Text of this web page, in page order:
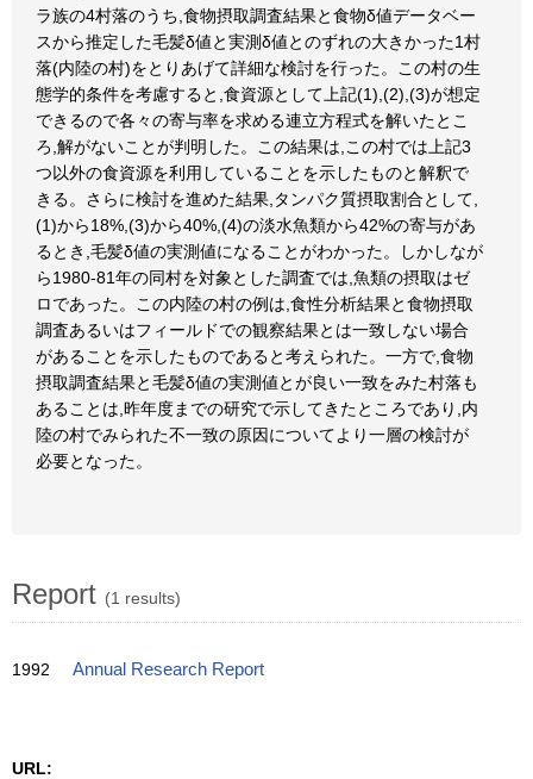
ラ族の4村落のうち,食物摂取調査結果と食物δ値データベー
スから推定した毛髪δ値と実測δ値とのずれの大きかった1村
落(内陸の村)をとりあげて詳細な検討を行った。この村の生
態学的条件を考慮すると,食資源として上記(1),(2),(3)が想定
できるので各々の寄与率を求める連立方程式を解いたとこ
ろ,解がないことが判明した。この結果は,この村では上記3
つ以外の食資源を利用していることを示したものと解釈で
きる。さらに検討を進めた結果,タンパク質摂取割合として,
(1)から18%,(3)から40%,(4)の淡水魚類から42%の寄与があ
るとき,毛髪δ値の実測値になることがわかった。しかしなが
ら1980-81年の同村を対象とした調査では,魚類の摂取はゼ
ロであった。この内陸の村の例は,食性分析結果と食物摂取
調査あるいはフィールドでの観察結果とは一致しない場合
があることを示したものであると考えられた。一方で,食物
摂取調査結果と毛髪δ値の実測値とが良い一致をみた村落も
あることは,昨年度までの研究で示してきたところであり,内
陸の村でみられた不一致の原因についてより一層の検討が
必要となった。
Report (1 results)
1992 Annual Research Report
URL: